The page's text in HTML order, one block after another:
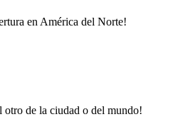
en América del Norte!
otro de la ciudad o del mundo!